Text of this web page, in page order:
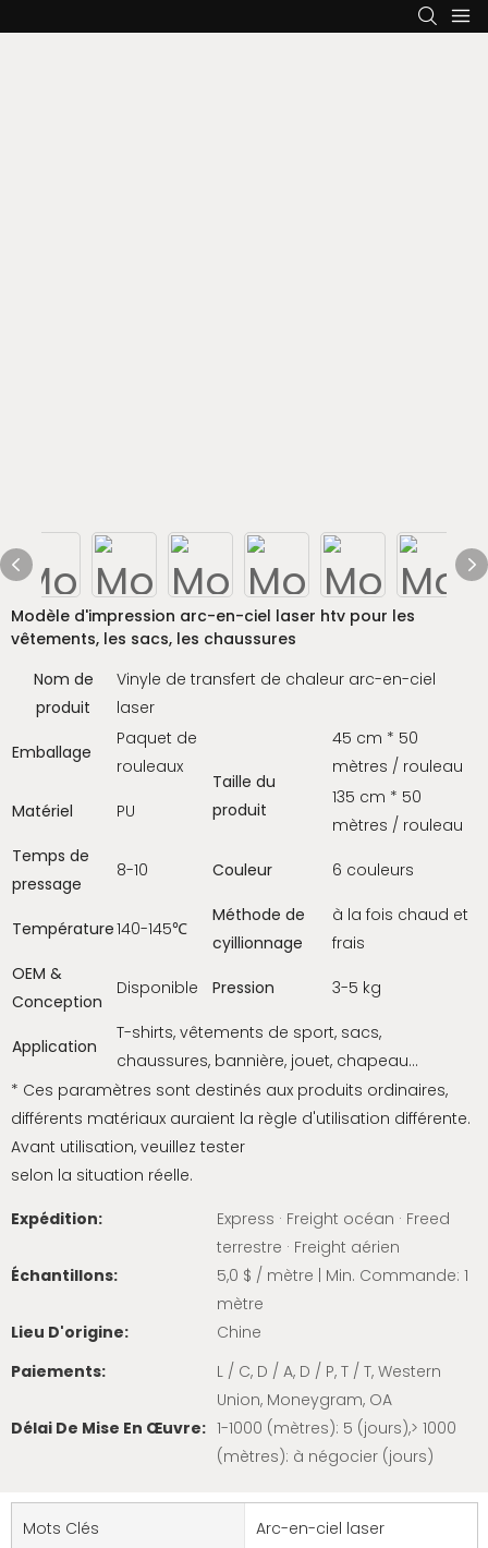
Modèle d'impression arc-en-ciel laser htv pour les
vêtements, les sacs, les chaussures
Nom de
produit
Vinyle de transfert de chaleur arc-en-ciel
laser
Emballage
Paquet de
rouleaux
Taille du
produit
45 cm * 50
mètres / rouleau
Matériel PU
135 cm * 50
mètres / rouleau
Temps de
pressage
8-10 Couleur 6 couleurs
Température140-145℃
Méthode de
cyillionnage
à la fois chaud et
frais
OEM &
Conception
Disponible Pression 3-5 kg
Application
T-shirts, vêtements de sport, sacs,
chaussures, bannière, jouet, chapeau…
* Ces paramètres sont destinés aux produits ordinaires,
différents matériaux auraient la règle d'utilisation différente.
Avant utilisation, veuillez tester
selon la situation réelle.
Expédition:
Express · Freight océan · Freed
terrestre · Freight aérien
Échantillons:
5,0 $ / mètre | Min. Commande: 1
mètre
Lieu D'origine:
Chine
Paiements:
L / C, D / A, D / P, T / T, Western
Union, Moneygram, OA
Délai De Mise En Œuvre: 1-1000 (mètres): 5 (jours),> 1000
(mètres): à négocier (jours)
Mots Clés Arc-en-ciel laser